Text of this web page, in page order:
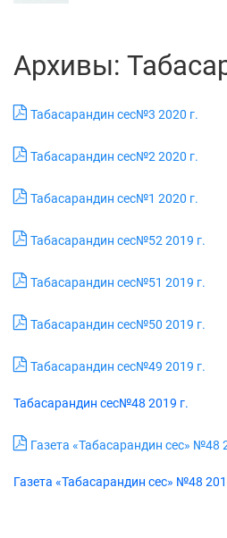
Архивы:
Табасарандин сес№3 2020 г.
Табасарандин сес№2 2020 г.
Табасарандин сес№1 2020 г.
Табасарандин сес№52 2019 г.
Табасарандин сес№51 2019 г.
Табасарандин сес№50 2019 г.
Табасарандин сес№49 2019 г.
Табасарандин сес№48 2019 г.
Газета «Табасарандин сес» №48
Газета «Табасарандин сес» №48